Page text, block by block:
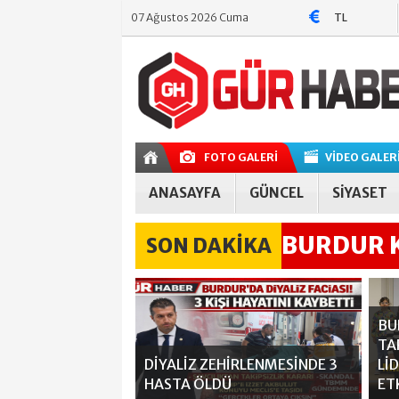
07 Ağustos 2026 Cuma
TL
FOTO GALERİ VİDEO
ANASAYFA GÜNCEL SİYASET
SON DAKİKA BURDUR
BULUNDU
DİYALİZ ZEHİRLENMESİNDE 3
HASTA ÖLDÜ